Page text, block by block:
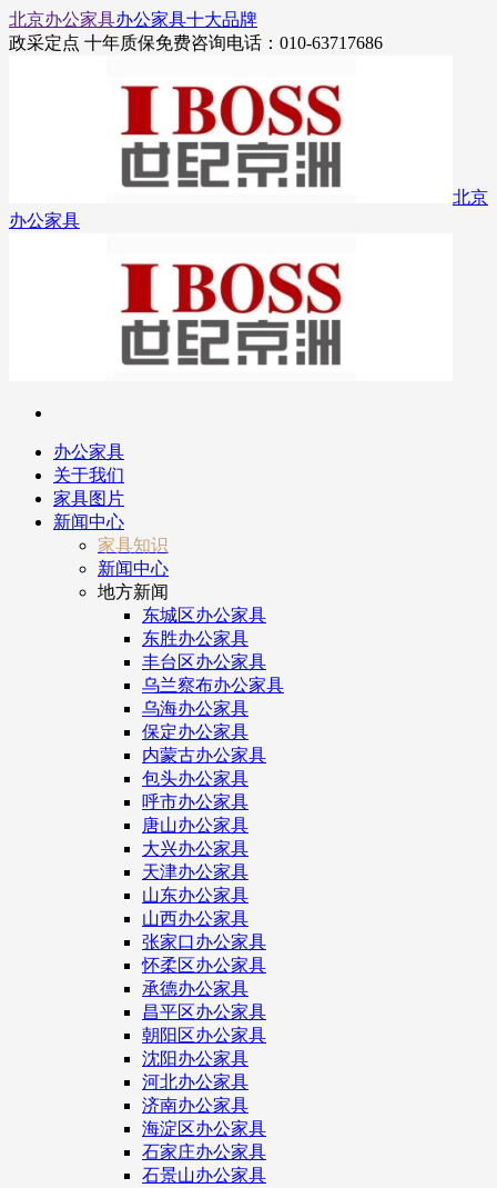
北京办公家具办公家具十大品牌
政采定点 十年质保免费咨询电话：010-63717686
北京
办公家具
办公家具
关于我们
家具图片
新闻中心
家具知识
新闻中心
地方新闻
东城区办公家具
东胜办公家具
丰台区办公家具
乌兰察布办公家具
乌海办公家具
保定办公家具
内蒙古办公家具
包头办公家具
呼市办公家具
唐山办公家具
大兴办公家具
天津办公家具
山东办公家具
山西办公家具
张家口办公家具
怀柔区办公家具
承德办公家具
昌平区办公家具
朝阳区办公家具
沈阳办公家具
河北办公家具
济南办公家具
海淀区办公家具
石家庄办公家具
石景山办公家具